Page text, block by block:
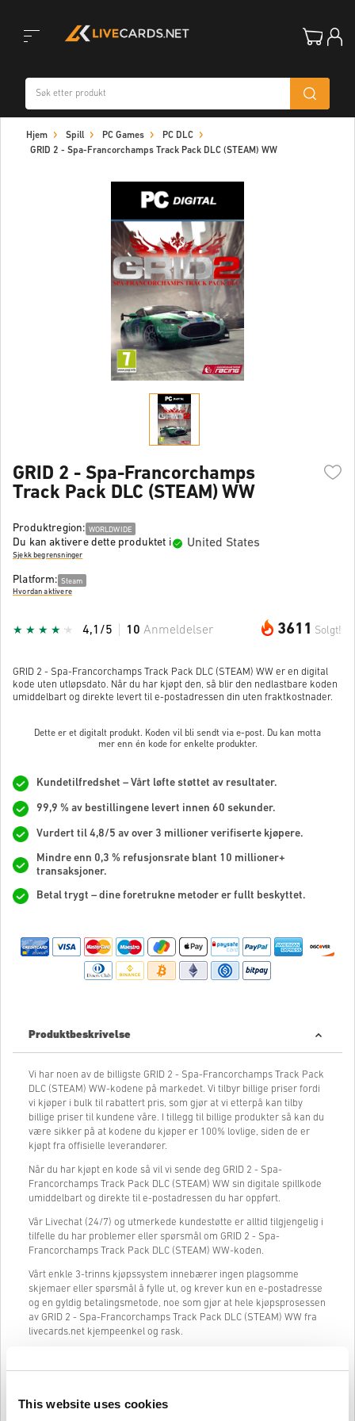
This website uses cookies
navigation
Hjem Spill PC Games
PC DLC
GRID 2 - Spa-Francorchamps Track Pack DLC (STEAM) WW
GRID 2 - Spa-Francorchamps
Track Pack DLC (STEAM) WW
Produktregion: WORLDWIDE
Du kan aktivere dette produktet i United States
Sjekk begrensninger
Platform: Steam
Hvordan aktivere
3611 Solgt!
4,1/5 10 Anmeldelser
GRID 2 - Spa-Francorchamps Track Pack DLC (STEAM) WW er en digital
kode uten utløpsdato. Når du har kjøpt den, så blir den nedlastbare koden
umiddelbart og direkte levert til e-postadressen din uten fraktkostnader.
Dette er et digitalt produkt. Koden vil bli sendt via e-post. Du kan motta
mer enn én kode for enkelte produkter.
Kundetilfredshet – Vårt løfte støttet av resultater.
99,9 % av bestillingene levert innen 60 sekunder.
Vurdert til 4,8/5 av over 3 millioner verifiserte kjøpere.
Mindre enn 0,3 % refusjonsrate blant 10 millioner+
transaksjoner.
Betal trygt – dine foretrukne metoder er fullt beskyttet.
Produktbeskrivelse
Vi har noen av de billigste GRID 2 - Spa-Francorchamps Track Pack
DLC (STEAM) WW-kodene på markedet. Vi tilbyr billige priser fordi
vi kjøper i bulk til rabattert pris, som gjør at vi etterpå kan tilby
billige priser til kundene våre. I tillegg til billige produkter så kan du
være sikker på at kodene du kjøper er 100% lovlige, siden de er
kjøpt fra offisielle leverandører.
Når du har kjøpt en kode så vil vi sende deg GRID 2 - Spa-
Francorchamps Track Pack DLC (STEAM) WW sin digitale spillkode
umiddelbart og direkte til e-postadressen du har oppført.
Vår Livechat (24/7) og utmerkede kundestøtte er alltid tilgjengelig i
tilfelle du har problemer eller spørsmål om GRID 2 - Spa-
Francorchamps Track Pack DLC (STEAM) WW-koden.
Vårt enkle 3-trinns kjøpssystem innebærer ingen plagsomme
skjemaer eller spørsmål å fylle ut, og krever kun en e-postadresse
og en gyldig betalingsmetode, noe som gjør at hele kjøpsprosessen
av GRID 2 - Spa-Francorchamps Track Pack DLC (STEAM) WW fra
livecards.net kjempeenkel og rask.